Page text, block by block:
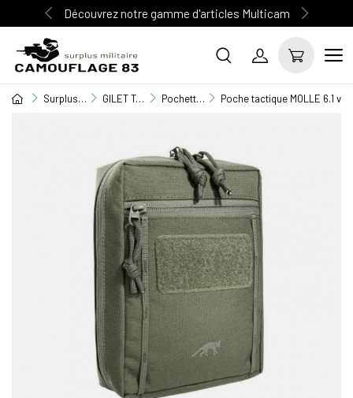
Découvrez notre gamme d'articles Multicam
Surplus Militaire GILET TACTIQUE / EQUIPEMENT Pochettes M.O.L.L.E Poche tactique MOLLE 6.1